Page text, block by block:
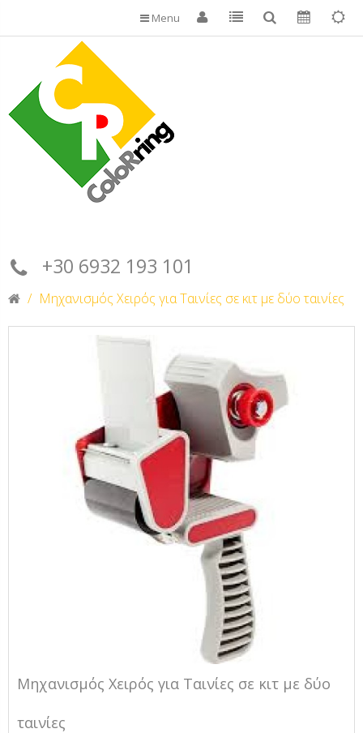
Menu
+30 6932 193 101
Μηχανισμός Χειρός για Ταινίες σε κιτ με δύο ταινίες
Μηχανισμός Χειρός για Ταινίες σε κιτ με δύο
ταινίες